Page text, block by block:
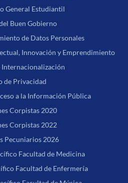
General Estudiantil
Buen Gobierno
de Datos Personales
Innovación y Emprendimiento
de Privacidad
a la Información Pública
Corpistas 2020
Corpistas 2022
Pecuniarios 2026
Facultad de Medicina
Facultad de Enfermería